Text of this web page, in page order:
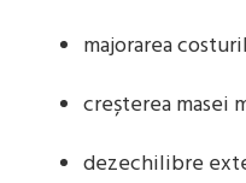
majorarea
creșterea masei
dezechilibre